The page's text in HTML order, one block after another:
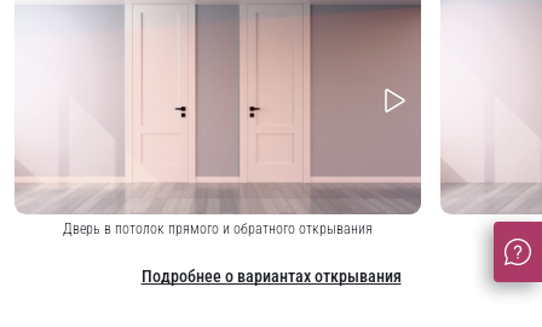
Дверь в потолок прямого и обратного открывания
Подробнее о вариантах открывания